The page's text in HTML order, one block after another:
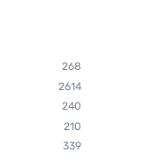
268
2614
240
210
339